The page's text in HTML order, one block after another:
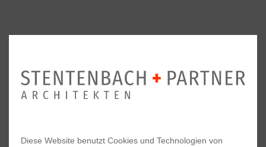
Diese Website benutzt Cookies und Technologien von